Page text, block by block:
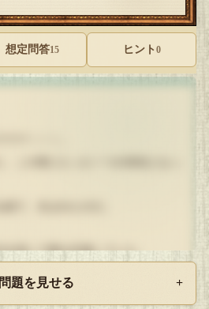
想定問答15 ヒント 0
添いで妻を応援していた。
題を見せる +